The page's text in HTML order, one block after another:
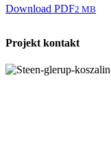
Download PDF2 MB
Projekt kontakt